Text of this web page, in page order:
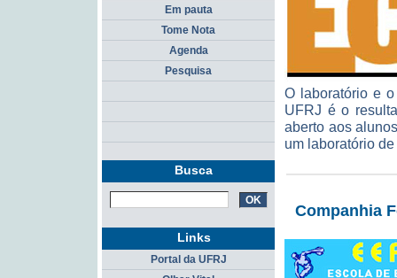
O laboratório e
UFRJ é o
aberto aos
um laboratório
Companhia
Em pauta
Tome Nota
Agenda
Pesquisa
Busca
Links
Portal da UFRJ